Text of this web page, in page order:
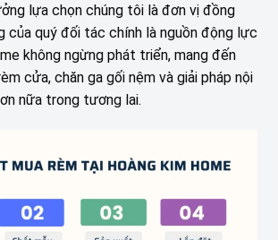
lựa chọn chúng tôi là đơn vị đồng
của quý đối tác chính là nguồn động lực
không ngừng phát triển, mang đến
cửa, chăn ga gối nệm và giải pháp nội
nữa trong tương lai.